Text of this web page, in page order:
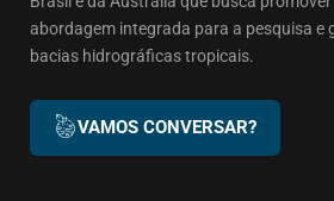
abordagem integrada para a pesquisa e
bacias hidrográficas tropicais.
VAMOS CONVERSAR?